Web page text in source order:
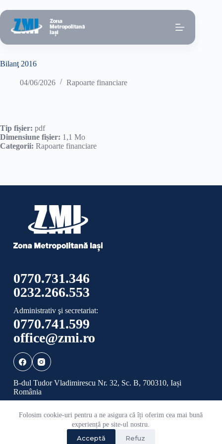
la
conținut
Folosim cookie-uri pentru a ne asigura că îți oferim cea mai bună
experiență pe site-ul nostru.
Acceptă Refuz
Bilanţ 2016
04/06/2026 Rapoarte financiare
Tip fișier: pdf
Dimensiune fișier: 1,1 Mo
Categorii: Rapoarte financiare
0770.731.346
0232.266.553
Administrativ şi secretariat:
0770.741.599
office@zmi.ro
B-dul Tudor Vladimirescu Nr. 32, Sc. B, 700310, Iași
România
2026 Toate drepturile rezervate ADI ZONA
Politică de confidențialitate